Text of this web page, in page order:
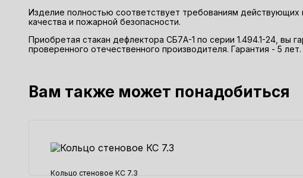
Изделие полностью соответствует требованиям
качества и пожарной безопасности.
Приобретая стакан дефлектора СБ7А-1 по серии 1.494.1-24, вы
проверенного отечественного производителя. Гарантия - 5 лет.
Вам также может понадобиться
Кольцо стеновое КС 7.3